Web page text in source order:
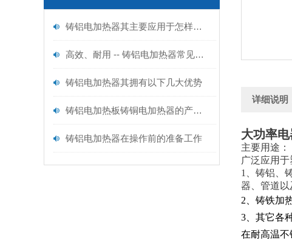
铸铝电加热器其主要应用于怎样的领域呢？
高效、耐用 -- 铸铝电加热器常见问题及解决方法
铸铝电加热器其拥有以下几大优势
铸铝电加热板铸铜电加热器的产品功能及产品用途
铸铝电加热器在操作前的准备工作
详细说明
大功率
主要用途：
广泛应用
1、铸铝、
器、管道以
2、铸铁加
3、其它各
在耐高温